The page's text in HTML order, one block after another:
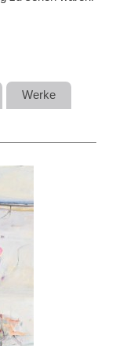
Werke